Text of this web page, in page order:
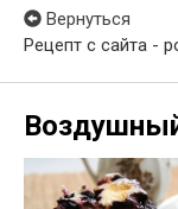
Вернуться
Рецепт с сайта -